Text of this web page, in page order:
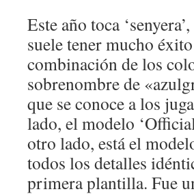
Este año toca
suele tener mucho
combinación de los
sobrenombre de
que se conoce a los
lado, el modelo
otro lado, está el
todos los detalles
primera plantilla. Fue